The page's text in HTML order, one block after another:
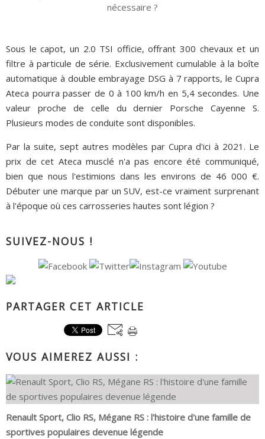
Sous le capot, un 2.0 TSI officie, offrant 300 chevaux et un
filtre à particule de série. Exclusivement cumulable à la boîte
automatique à double embrayage DSG à 7 rapports, le Cupra
Ateca pourra passer de 0 à 100 km/h en 5,4 secondes. Une
valeur proche de celle du dernier Porsche Cayenne S.
Plusieurs modes de conduite sont disponibles.
Par la suite, sept autres modèles par Cupra d'ici à 2021. Le
prix de cet Ateca musclé n'a pas encore été communiqué,
bien que nous l'estimions dans les environs de 46 000 €.
Débuter une marque par un SUV, est-ce vraiment surprenant
à l'époque où ces carrosseries hautes sont légion ?
SUIVEZ-NOUS !
PARTAGER CET ARTICLE
VOUS AIMEREZ AUSSI :
Renault Sport, Clio RS, Mégane RS : l'histoire d'une famille de
sportives populaires devenue légende